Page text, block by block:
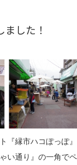
した！
『縁市ハコぽっぽ』
い通り』の一角でペ